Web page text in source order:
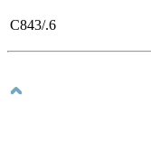
C843/.6